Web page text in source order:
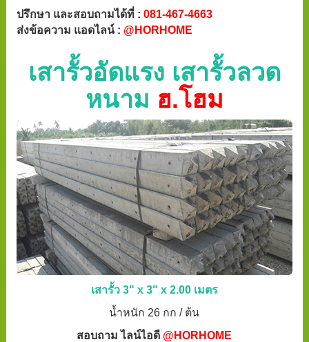
ปรึกษา และสอบถามได้ที่ : 081-467-4663
ส่งข้อความ แอดไลน์ : @HORHOME
เสารั้วอัดแรง เสารั้วลวด
หนาม ฮ.โฮม
เสารั้ว 3" x 3" x 2.00 เมตร
น้ำหนัก 26 กก / ต้น
สอบถาม ไลน์ไอดี @HORHOME